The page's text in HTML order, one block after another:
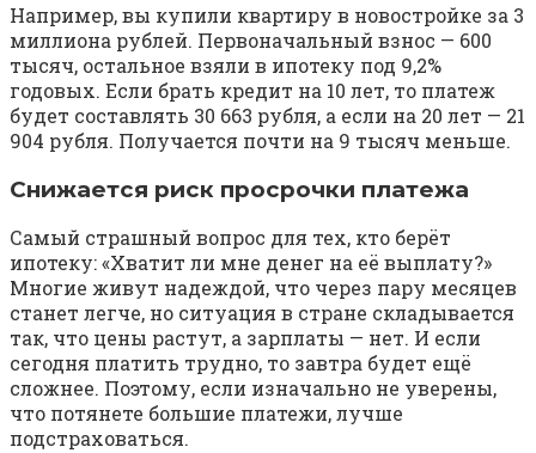
Например, вы купили квартиру в новостройке за 3
миллиона рублей. Первоначальный взнос — 600
тысяч, остальное взяли в ипотеку под 9,2%
годовых. Если брать кредит на 10 лет, то платеж
будет составлять 30 663 рубля, а если на 20 лет — 21
904 рубля. Получается почти на 9 тысяч меньше.
Снижается риск просрочки платежа
Самый страшный вопрос для тех, кто берёт
ипотеку: «Хватит ли мне денег на её выплату?»
Многие живут надеждой, что через пару месяцев
станет легче, но ситуация в стране складывается
так, что цены растут, а зарплаты — нет. И если
сегодня платить трудно, то завтра будет ещё
сложнее. Поэтому, если изначально не уверены,
что потянете большие платежи, лучше
подстраховаться.